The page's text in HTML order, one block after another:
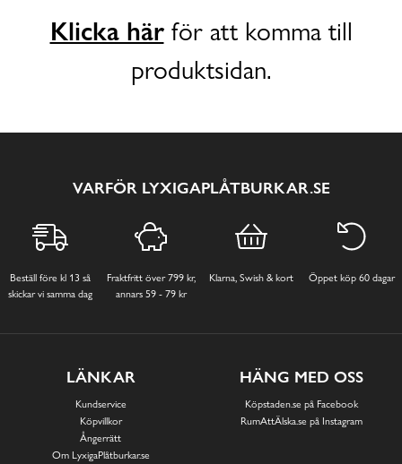
Klicka härför att komma till
produktsidan.
VARFÖR LYXIGAPLÅTBURKAR.SE
Beställ före kl 13 så
skickar vi samma dag
Fraktfritt över 799 kr,
annars 59 - 79 kr
Klarna, Swish & kort Öppet köp 60 dagar
LÄNKAR
Kundservice
Köpvillkor
Ångerrätt
Om LyxigaPlåtburkar.se
HÄNG MED OSS
Köpstaden.se på Facebook
RumAttÄlska.se på Instagram